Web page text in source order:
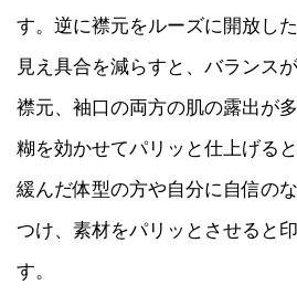
す。逆に襟元をルーズに開放し
見え具合を減らすと、バランス
襟元、袖口の両方の肌の露出が
糊を効かせてパリッと仕上げる
緩んだ体型の方や自分に自信の
つけ、素材をパリッとさせると
す。